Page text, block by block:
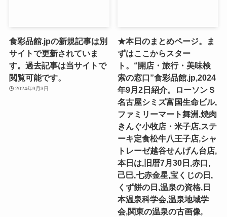
食彩品館.jpの新規記事は別
サイトで更新されていま
す。過去記事は当サイトで
閲覧可能です。
2024年9月3日
★本日のまとめページ。ま
ずはここからスター
ト。“開店・旅行・美味検
索の窓口”食彩品館.jp,2024
年9月2日紹介。ローソンＳ
名古屋シミズ富国生命ビル,
ファミリーマート舞洲,焼肉
きんぐ小牧店・米子店,ステ
ーキ定食松牛八王子店,シャ
トレーゼ越谷せんげん台店,
本日は,旧暦7月30日,赤口,
己巳,七赤金星,宝くじの日,
くず餅の日,温泉の資格,日
本温泉科学会,温泉地域学
会,関東の温泉の古画像,